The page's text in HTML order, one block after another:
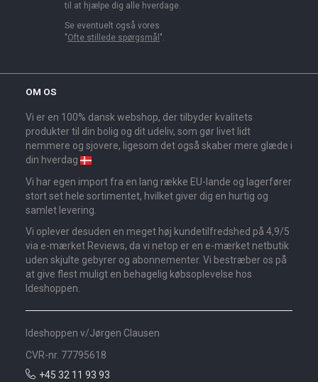
til at hjælpe dig alle hverdage.
Se eventuelt også vores
"Ofte stillede spørgsmål ".
OM OS
Vi er en 100% dansk webshop, der tilbyder kvalitets
produkter til din bolig og dit udeliv, som gør livet lidt
nemmere og sjovere, ligesom det også skaber mere glæde i
din hverdag
Vi har egen import fra en lang række EU-lande og lagerfører
stort set hele sortimentet, hvilket giver dig en hurtig og
samlet levering.
Vi oplever desuden en meget høj kundetilfredshed på 4,9/5
via e-mærket Reviews, da vi netop er en e-mærket netbutik
uden skjulte gebyrer og abonnementer. Vi bestræber os på
at give flest muligt en behagelig købsoplevelse hos
Ideshoppen.
Ideshoppen v/Jørgen Clausen
CVR-nr. 77795618
+45 32 11 93 93